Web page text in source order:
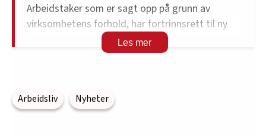
Arbeidstaker som er sagt opp på grunn av
virksomhetens forhold, har fortrinnsrett til ny
ansettelse i samme virksomhet, med mindre det
gjelder en stilling arbeidstakeren ikke er
Tilhører arbeidsgiver et konsern, har
arbeidstaker i tillegg fortrinnsrett til ny
Arbeidsliv Nyheter